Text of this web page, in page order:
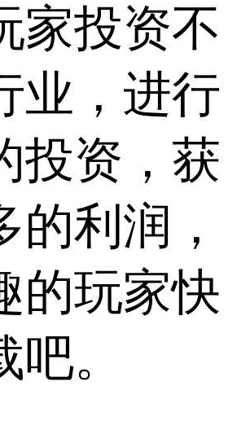
家投资不
业，进行
投资，获
的利润，
的玩家快
。